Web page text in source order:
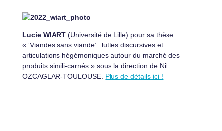
Lucie WIART(Université de Lille) pour sa thèse
« ‘Viandes sans viande’ : luttes discursives et
articulations hégémoniques autour du marché des
produits simili-carnés » sous la direction de Nil
OZCAGLAR-TOULOUSE. Plus de détails ici !